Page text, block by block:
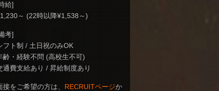
給]
～ (22時以降¥1,538～)
考]
フト制 / 土日祝のみOK
齢・経験不問 (高校生不可)
通費支給あり / 昇給制度あり
接をご希望の方は、 RECRUITページか